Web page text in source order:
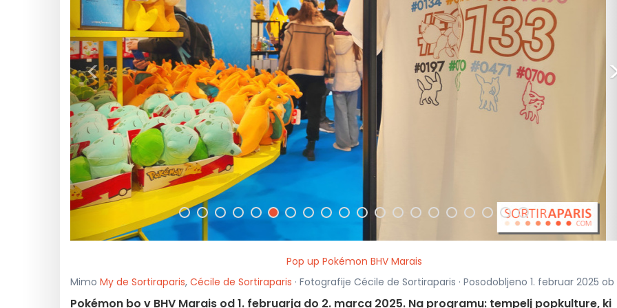
<
Pop up Pokémon BHV Marais
Mimo My de Sortiraparis, Cécile de Sortiraparis · Fotografije Cécile de Sortiraparis · Posodobljeno 1. februar 2025 ob
Pokémon bo v BHV Marais od 1. februarja do 2. marca 2025. Na programu: tempelj popkulture, ki